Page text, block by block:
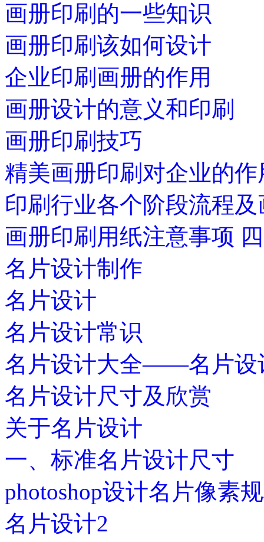
画册印刷的一些知识
画册印刷该如何设计
企业印刷画册的作用
画册设计的意义和印刷
画册印刷技巧
精美画册印刷对企业的作
印刷行业各个阶段流程
画册印刷用纸注意事项
名片设计制作
名片设计
名片设计常识
名片设计大全——名片设
名片设计尺寸及欣赏
关于名片设计
一、标准名片设计尺寸
photoshop设计名片像素
名片设计2